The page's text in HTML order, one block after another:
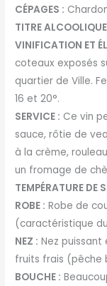
CÉPAGES :
TITRE
VINIFICATION ET
coteaux exposés
quartier de Ville.
16 et 20°.
SERVICE : Ce vin
sauce, rôtie de
à la crème,
un fromage de
TEMPÉRATURE DE
ROBE : Robe de
(caractéristique
NEZ : Nez
fruits frais (pêche
BOUCHE :